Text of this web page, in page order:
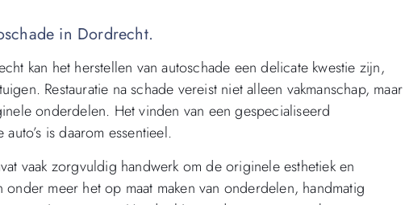
in Dordrecht.
kan het herstellen van autoschade een delicate kwestie zijn,
Restauratie na schade vereist niet alleen vakmanschap, maar
onderdelen. Het vinden van een gespecialiseerd
is daarom essentieel.
vaak zorgvuldig handwerk om de originele esthetiek en
meer het op maat maken van onderdelen, handmatig